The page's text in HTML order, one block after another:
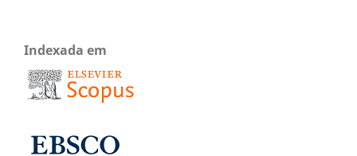
Indexada em